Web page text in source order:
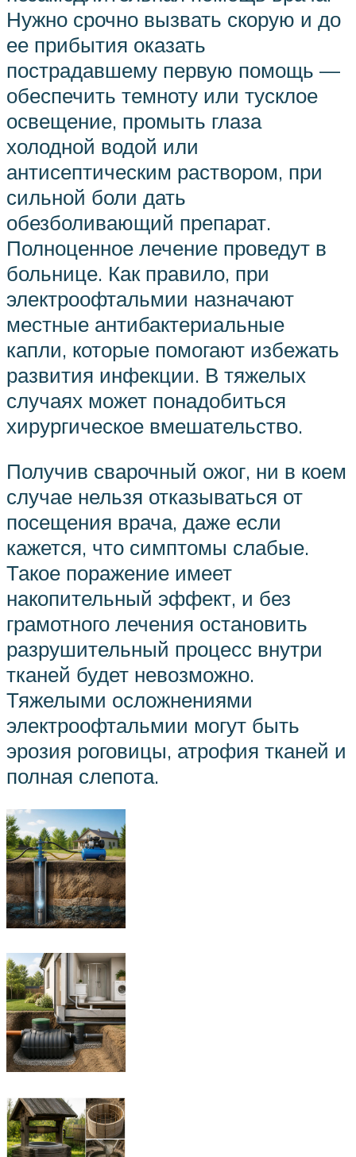
Нужно срочно вызвать скорую и до
ее прибытия оказать
пострадавшему первую помощь —
обеспечить темноту или тусклое
освещение, промыть глаза
холодной водой или
антисептическим раствором, при
сильной боли дать
обезболивающий препарат.
Полноценное лечение проведут в
больнице. Как правило, при
электроофтальмии назначают
местные антибактериальные
капли, которые помогают избежать
развития инфекции. В тяжелых
случаях может понадобиться
хирургическое вмешательство.
Получив сварочный ожог, ни в коем
случае нельзя отказываться от
посещения врача, даже если
кажется, что симптомы слабые.
Такое поражение имеет
накопительный эффект, и без
грамотного лечения остановить
разрушительный процесс внутри
тканей будет невозможно.
Тяжелыми осложнениями
электроофтальмии могут быть
эрозия роговицы, атрофия тканей и
полная слепота.